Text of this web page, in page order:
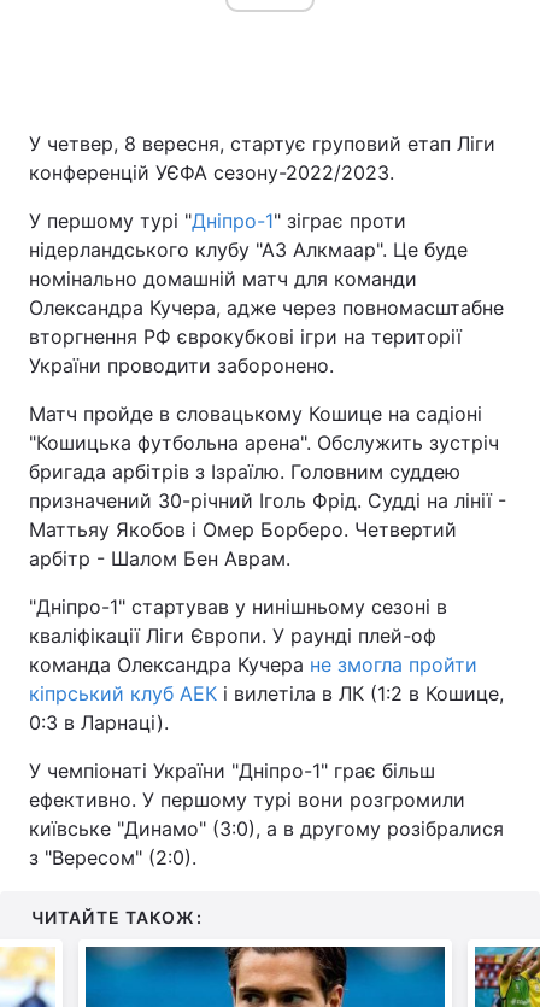
У четвер, 8 вересня, стартує груповий етап Ліги
конференцій УЄФА сезону-2022/2023.
У першому турі "Дніпро-1" зіграє проти
нідерландського клубу "АЗ Алкмаар". Це буде
номінально домашній матч для команди
Олександра Кучера, адже через повномасштабне
вторгнення РФ єврокубкові ігри на території
України проводити заборонено.
Матч пройде в словацькому Кошице на садіоні
"Кошицька футбольна арена". Обслужить зустріч
бригада арбітрів з Ізраїлю. Головним суддею
призначений 30-річний Іголь Фрід. Судді на лінії -
Маттьяу Якобов і Омер Борберо. Четвертий
арбітр - Шалом Бен Аврам.
"Дніпро-1" стартував у нинішньому сезоні в
кваліфікації Ліги Європи. У раунді плей-оф
команда Олександра Кучера не змогла пройти
кіпрський клуб АЕК і вилетіла в ЛК (1:2 в Кошице,
0:3 в Ларнаці).
У чемпіонаті України "Дніпро-1" грає більш
ефективно. У першому турі вони розгромили
київське "Динамо" (3:0), а в другому розібралися
з "Вересом" (2:0).
ЧИТАЙТЕ ТАКОЖ: